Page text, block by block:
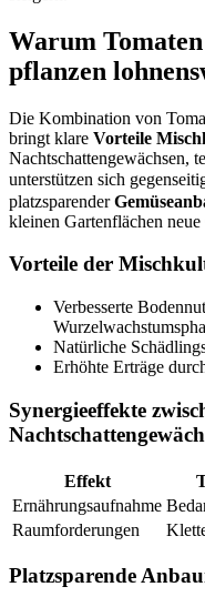
Warum
pflanzen
Die Kombination von
bringt klare Vorteile
Nachtschattengewächsen,
unterstützen sich
platzsparender
kleinen Gartenflächen neue
Vorteile der
Verbesserte
Natürliche
Erhöhte Erträge
Synergieeffekte
Effekt
Ernährungsaufnahme
Raumforderungen
Platzsparende